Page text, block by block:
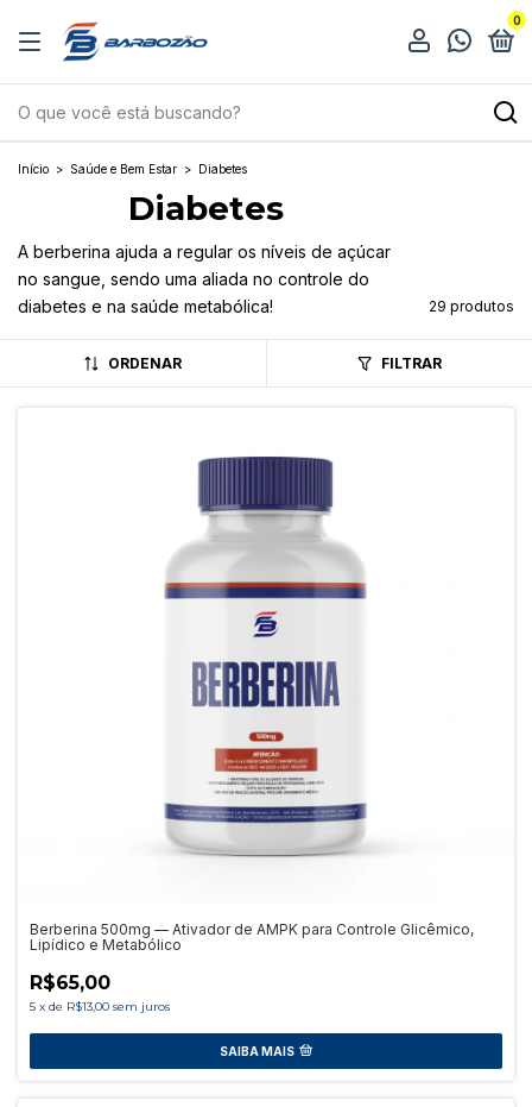
0
Início > Saúde e Bem Estar > Diabetes
Diabetes
A berberina ajuda a regular os níveis de açúcar
no sangue, sendo uma aliada no controle do
diabetes e na saúde metabólica!
29 produtos
ORDENAR FILTRAR
Berberina 500mg — Ativador de AMPK para Controle Glicêmico,
Lipídico e Metabólico
R$65,00
5 x de R$13,00 sem juros
SAIBA MAIS